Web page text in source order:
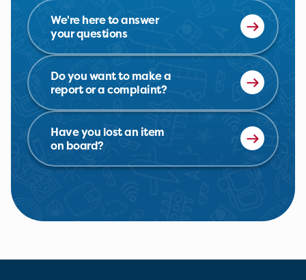
We're here to answer
your questions
Do you want to make a
report or a complaint?
Have you lost an item
on board?